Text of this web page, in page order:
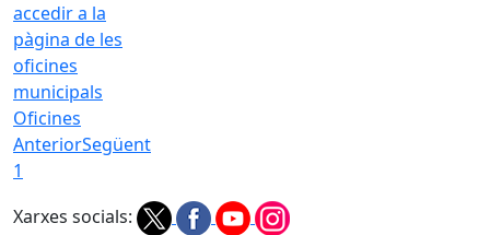
Oficines
AnteriorSegüent
1
Xarxes socials: